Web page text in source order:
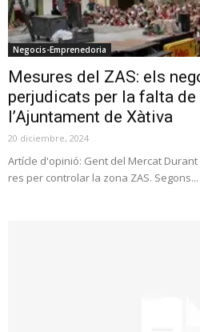
Negocis-Emprenedoria
Mesures del ZAS: els
perjudicats per la falta de
l’Ajuntament de Xàtiva
20 diciembre, 2024
Artícle d'opinió: Gent del Mercat
res per controlar la zona ZAS. Segons...